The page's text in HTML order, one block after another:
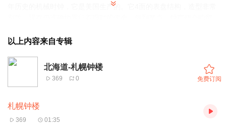
年历史的机械时钟，它是美国生产的。它4面的表盘结构，造型非常
要文化财产，并成为了札幌市市中心的地标建筑。在这里，您不但
专门用于合影留念的平台，钟楼在四季不同背景的搭配下，呈现出
不同特色的趣味。在这里拍照留念非常漂亮哦。另外，钟楼内还设
有关于钟楼历史的小型展览，感兴趣的话您也可以前去参观一番。
乐，我们再会！
以上内容来自专辑
北海道-札幌钟楼
369 0 免费订阅
札幌钟楼
369 01:35